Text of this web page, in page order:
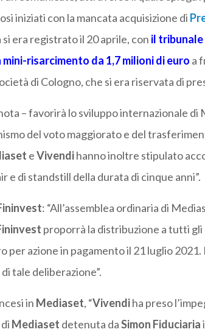
iniziati con la mancata acquisizione di
era registrato il 20 aprile, con il
risarcimento da 1,7 milioni di euro a
di Cologno, che si era riservata di
– favorirà lo sviluppo internazionale di
del voto maggiorato e del
eVivendihanno inoltre stipulato
di standstill della durata di cinque anni”.
: “All’assemblea ordinaria di
proporrà la distribuzione a tutti gli
per azione in pagamento il 21 luglio
tale deliberazione”.
in Mediaset, “Vivendiha preso
Mediaset detenuta daSimon Fiduciaria